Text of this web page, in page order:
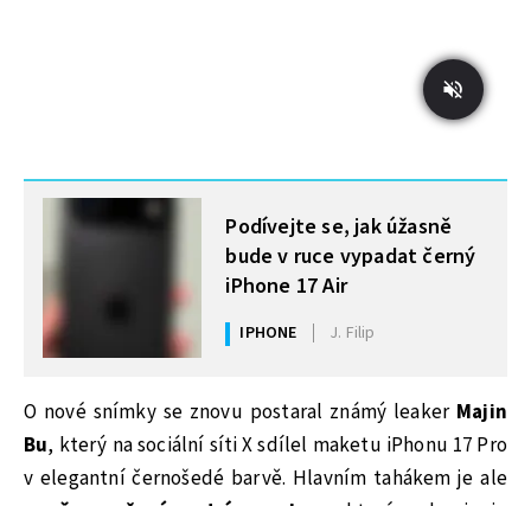
MOHLO BY VÁS ZAJÍMAT
Podívejte se, jak úžasně
bude v ruce vypadat černý
iPhone 17 Air
IPHONE J. Filip
O nové snímky se znovu postaral známý leaker Majin
Bu, který na sociální síti X sdílel maketu iPhonu 17 Pro
v elegantní černošedé barvě. Hlavním tahákem je ale